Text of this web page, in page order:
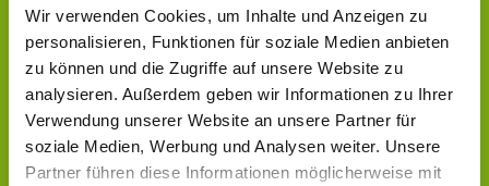
Wir verwenden Cookies, um Inhalte und Anzeigen zu
personalisieren, Funktionen für soziale Medien anbieten
zu können und die Zugriffe auf unsere Website zu
analysieren. Außerdem geben wir Informationen zu Ihrer
Verwendung unserer Website an unsere Partner für
soziale Medien, Werbung und Analysen weiter. Unsere
Partner führen diese Informationen möglicherweise mit